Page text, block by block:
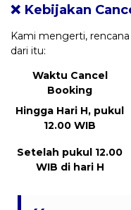
❌ Kebijakan
Kami mengerti,
dari itu:
Waktu Cancel
Booking
Hingga Hari H, pukul
12.00 WIB
Setelah pukul 12.00
WIB di hari H